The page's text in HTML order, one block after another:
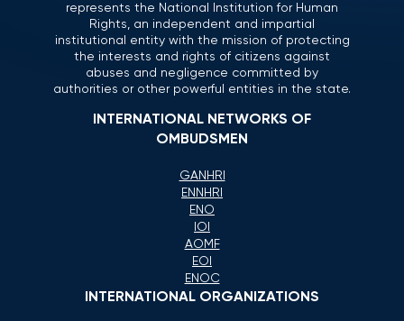
represents the National Institution for Human
Rights, an independent and impartial
institutional entity with the mission of protecting
the interests and rights of citizens against
abuses and negligence committed by
authorities or other powerful entities in the state.
INTERNATIONAL NETWORKS OF
OMBUDSMEN
GANHRI
ENNHRI
ENO
IOI
AOMF
EOI
ENOC
INTERNATIONAL ORGANIZATIONS